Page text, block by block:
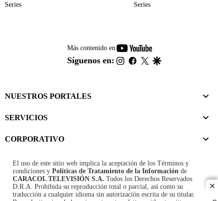
Series Series
Más contenido en
youtube-
footer
Síguenos en: instagram
facebook
twitter
NUESTROS PORTALES
SERVICIOS
CORPORATIVO
El uso de este sitio web implica la aceptación de los Términos y
condiciones y Políticas de Tratamiento de la Información de
CARACOL TELEVISIÓN S.A. Todos los Derechos Reservados
D.R.A. Prohibida su reproducción total o parcial, así como su
traducción a cualquier idioma sin autorización escrita de su titular.